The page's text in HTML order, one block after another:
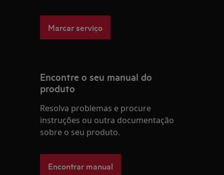
Marcar serviço
Encontre o seu manual do
produto
Resolva problemas e procure
instruções ou outra documentação
sobre o seu produto.
Encontrar manual